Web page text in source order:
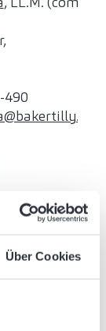
Über Cookies
490
364